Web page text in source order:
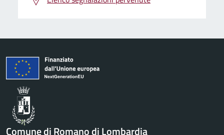
Comune di Romano di Lombardia